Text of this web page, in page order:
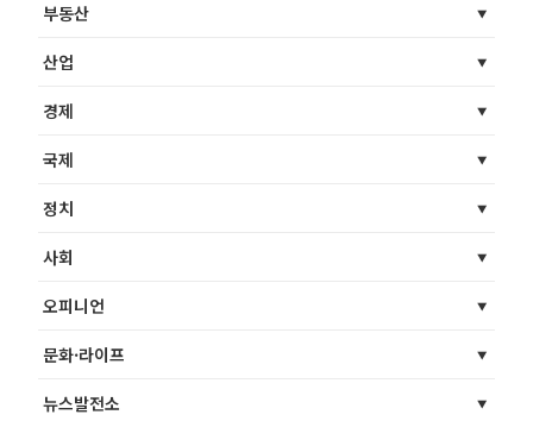
부동산
산업
경제
국제
정치
사회
오피니언
문화·라이프
뉴스발전소